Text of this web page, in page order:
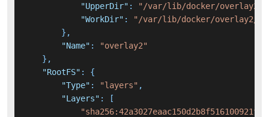
"UpperDir" :
"/var/lib/docker/overlay2/
"WorkDir" :
"/var/lib/docker/overlay2/
} ,
"Name" :
"overlay2"
} ,
"RootFS" :
{
"Type" : "layers" ,
"Layers" :
[